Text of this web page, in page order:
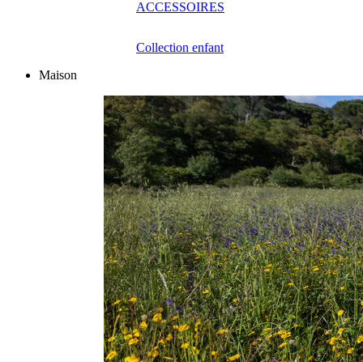
ACCESSOIRES
Collection enfant
Maison